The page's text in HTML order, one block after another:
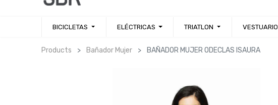
BICICLETAS ELÉCTRICAS TRIATLON VESTUARIO
Products Bañador Mujer BAÑADOR MUJER ODECLAS ISAURA